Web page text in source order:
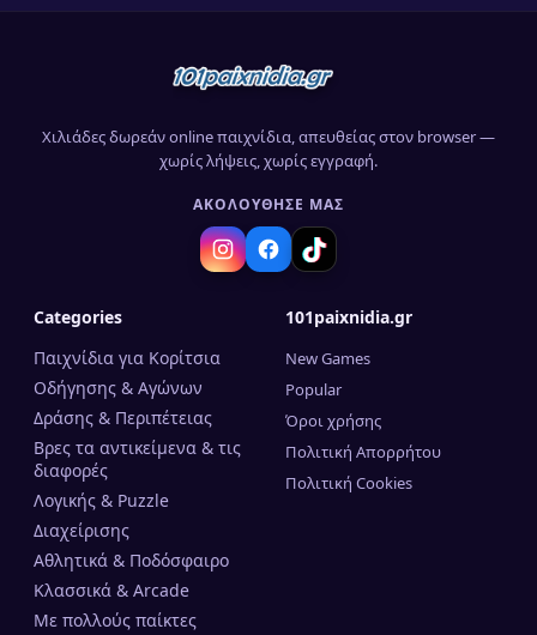
Χιλιάδες δωρεάν online παιχνίδια, απευθείας στον browser —
χωρίς λήψεις, χωρίς εγγραφή.
ΑΚΟΛΟΎΘΗΣΈ ΜΑΣ
Categories
Παιχνίδια για Κορίτσια
Οδήγησης & Αγώνων
Δράσης & Περιπέτειας
Βρες τα αντικείμενα & τις
διαφορές
Λογικής & Puzzle
Διαχείρισης
Αθλητικά & Ποδόσφαιρο
Κλασσικά & Arcade
Mε πολλούς παίκτες
101paixnidia.gr
New Games
Popular
Όροι χρήσης
Πολιτική Απορρήτου
Πολιτική Cookies